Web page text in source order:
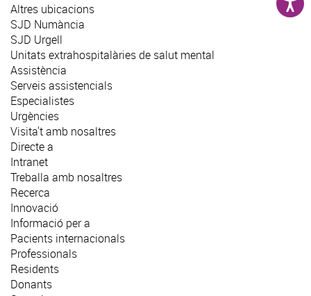
Altres ubicacions
SJD Numància
SJD Urgell
Unitats extrahospitalàries de salut mental
Assistència
Serveis assistencials
Especialistes
Urgències
Visita't amb nosaltres
Directe a
Intranet
Treballa amb nosaltres
Recerca
Innovació
Informació per a
Pacients internacionals
Professionals
Residents
Donants